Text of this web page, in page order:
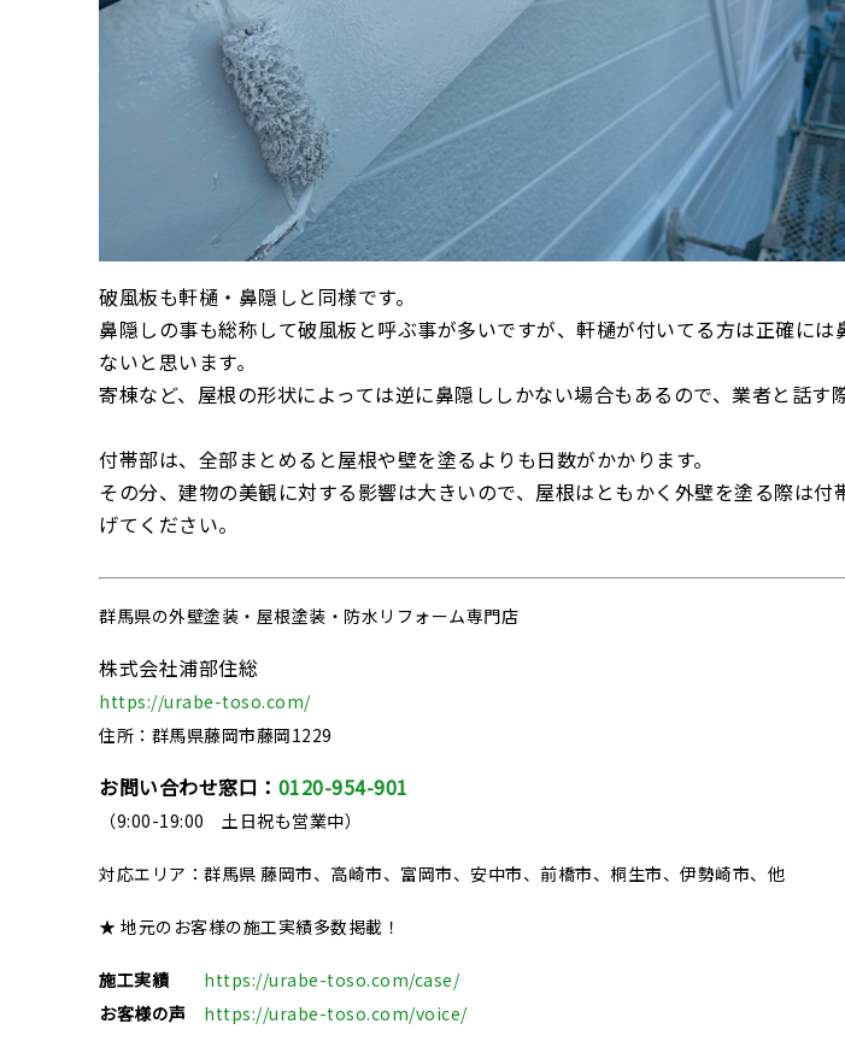
破風板も軒樋・鼻隠しと同様です。
鼻隠しの事も総称して破風板と呼ぶ事が多いですが、軒樋が付いてる方は正確に
ないと思います。
寄棟など、屋根の形状によっては逆に鼻隠ししかない場合もあるので、業者と話す
付帯部は、全部まとめると屋根や壁を塗るよりも日数がかかります。
その分、建物の美観に対する影響は大きいので、屋根はともかく外壁を塗る際は
げてください。
群馬県の外壁塗装・屋根塗装・防水リフォーム専門店
株式会社浦部住総
https://urabe-toso.com/
住所：群馬県藤岡市藤岡1229
お問い合わせ窓口： 0120-954-901
（9:00-19:00 土日祝も営業中）
対応エリア：群馬県 藤岡市、高崎市、富岡市、安中市、前橋市、桐生市、伊勢崎市、他
★ 地元のお客様の施工実績多数掲載！
施工実績
https://urabe-toso.com/case/
お客様の声
https://urabe-toso.com/voice/